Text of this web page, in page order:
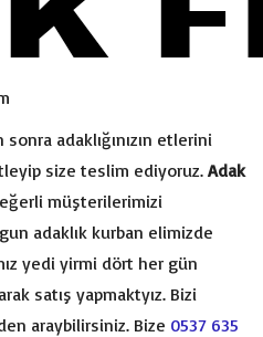
adaklığınızın etlerini
size teslim ediyoruz. Adak
müşterilerimizi
adaklık kurban elimizde
yedi yirmi dört her gün
satış yapmaktyız. Bizi
araybilirsiniz. Bize 0537 635